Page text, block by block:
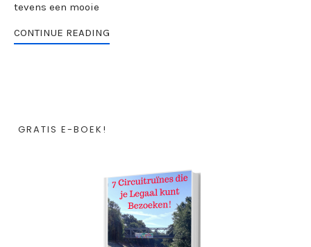
tevens een mooie
CONTINUE READING
GRATIS E-BOEK!